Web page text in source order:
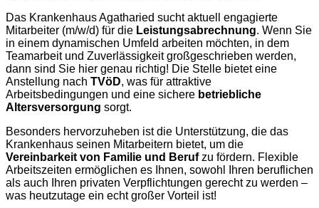
Das Krankenhaus Agatharied sucht aktuell engagierte
Mitarbeiter (m/w/d) für die Leistungsabrechnung. Wenn Sie
in einem dynamischen Umfeld arbeiten möchten, in dem
Teamarbeit und Zuverlässigkeit großgeschrieben werden,
dann sind Sie hier genau richtig! Die Stelle bietet eine
Anstellung nach TVöD, was für attraktive
Arbeitsbedingungen und eine sichere betriebliche
Altersversorgung sorgt.
Besonders hervorzuheben ist die Unterstützung, die das
Krankenhaus seinen Mitarbeitern bietet, um die
Vereinbarkeit von Familie und Berufzu fördern. Flexible
Arbeitszeiten ermöglichen es Ihnen, sowohl Ihren beruflichen
als auch Ihren privaten Verpflichtungen gerecht zu werden –
was heutzutage ein echt großer Vorteil ist!